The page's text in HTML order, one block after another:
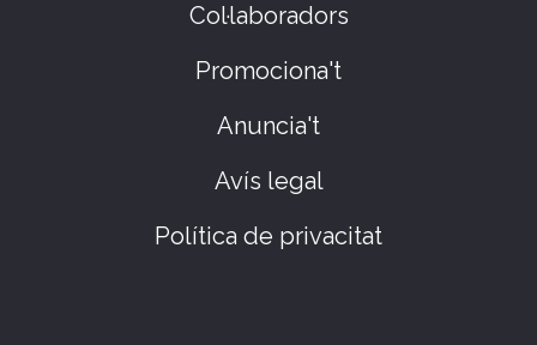
Col·laboradors
Promociona't
Anuncia't
Avís legal
Política de privacitat